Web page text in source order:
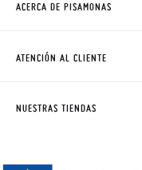
ACERCA DE PISAMONAS
CÓMO COMPRAR
ATENCIÓN AL CLIENTE
NUESTRAS TIENDAS